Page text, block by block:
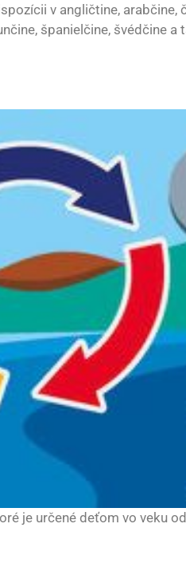
v angličtine, arabčine,
španielčine, švédčine a
je určené deťom vo veku